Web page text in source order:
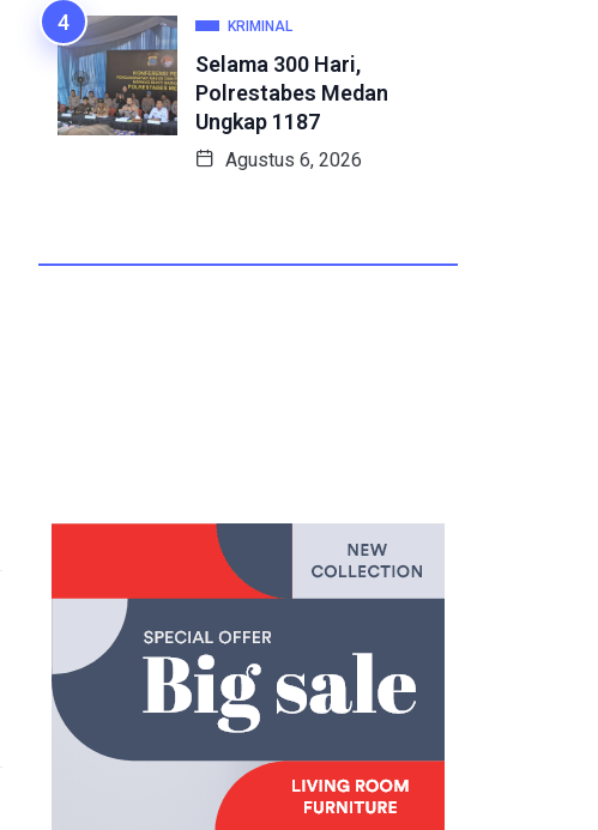
KRIMINAL
Selama 300 Hari,
Polrestabes Medan
Ungkap 1187
Agustus 6, 2026